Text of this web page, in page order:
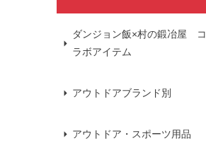
ダンジョン飯×村の鍛冶屋 コ
ラボアイテム
アウトドアブランド別
アウトドア・スポーツ用品